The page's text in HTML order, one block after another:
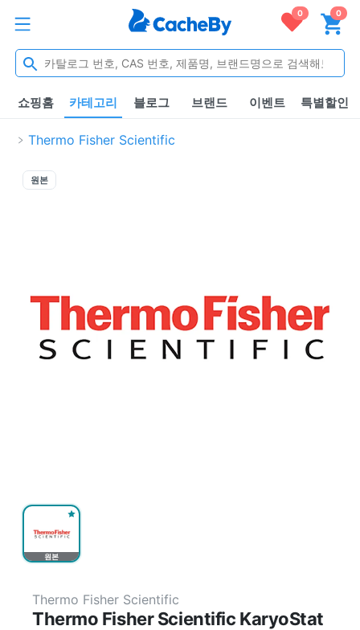
0 0
쇼핑홈 카테고리 블로그 브랜드 이벤트 특별할인
Thermo Fisher Scientific
원본
원본
Thermo Fisher Scientific
Thermo Fisher Scientific KaryoStat